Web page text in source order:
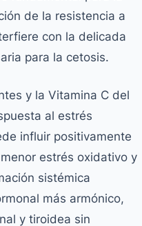
de la resistencia a
con la delicada
para la cetosis.
y la Vitamina C del
al estrés
influir positivamente
estrés oxidativo y
sistémica
más armónico,
y tiroidea sin